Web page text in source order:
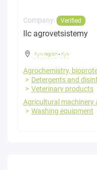
Company: Verified
llc agrovetsistemy
Kyiv region- Kyiv
Agrochemistry,
Detergents and
Veterinary products
Agricultural machinery
Washing equipment